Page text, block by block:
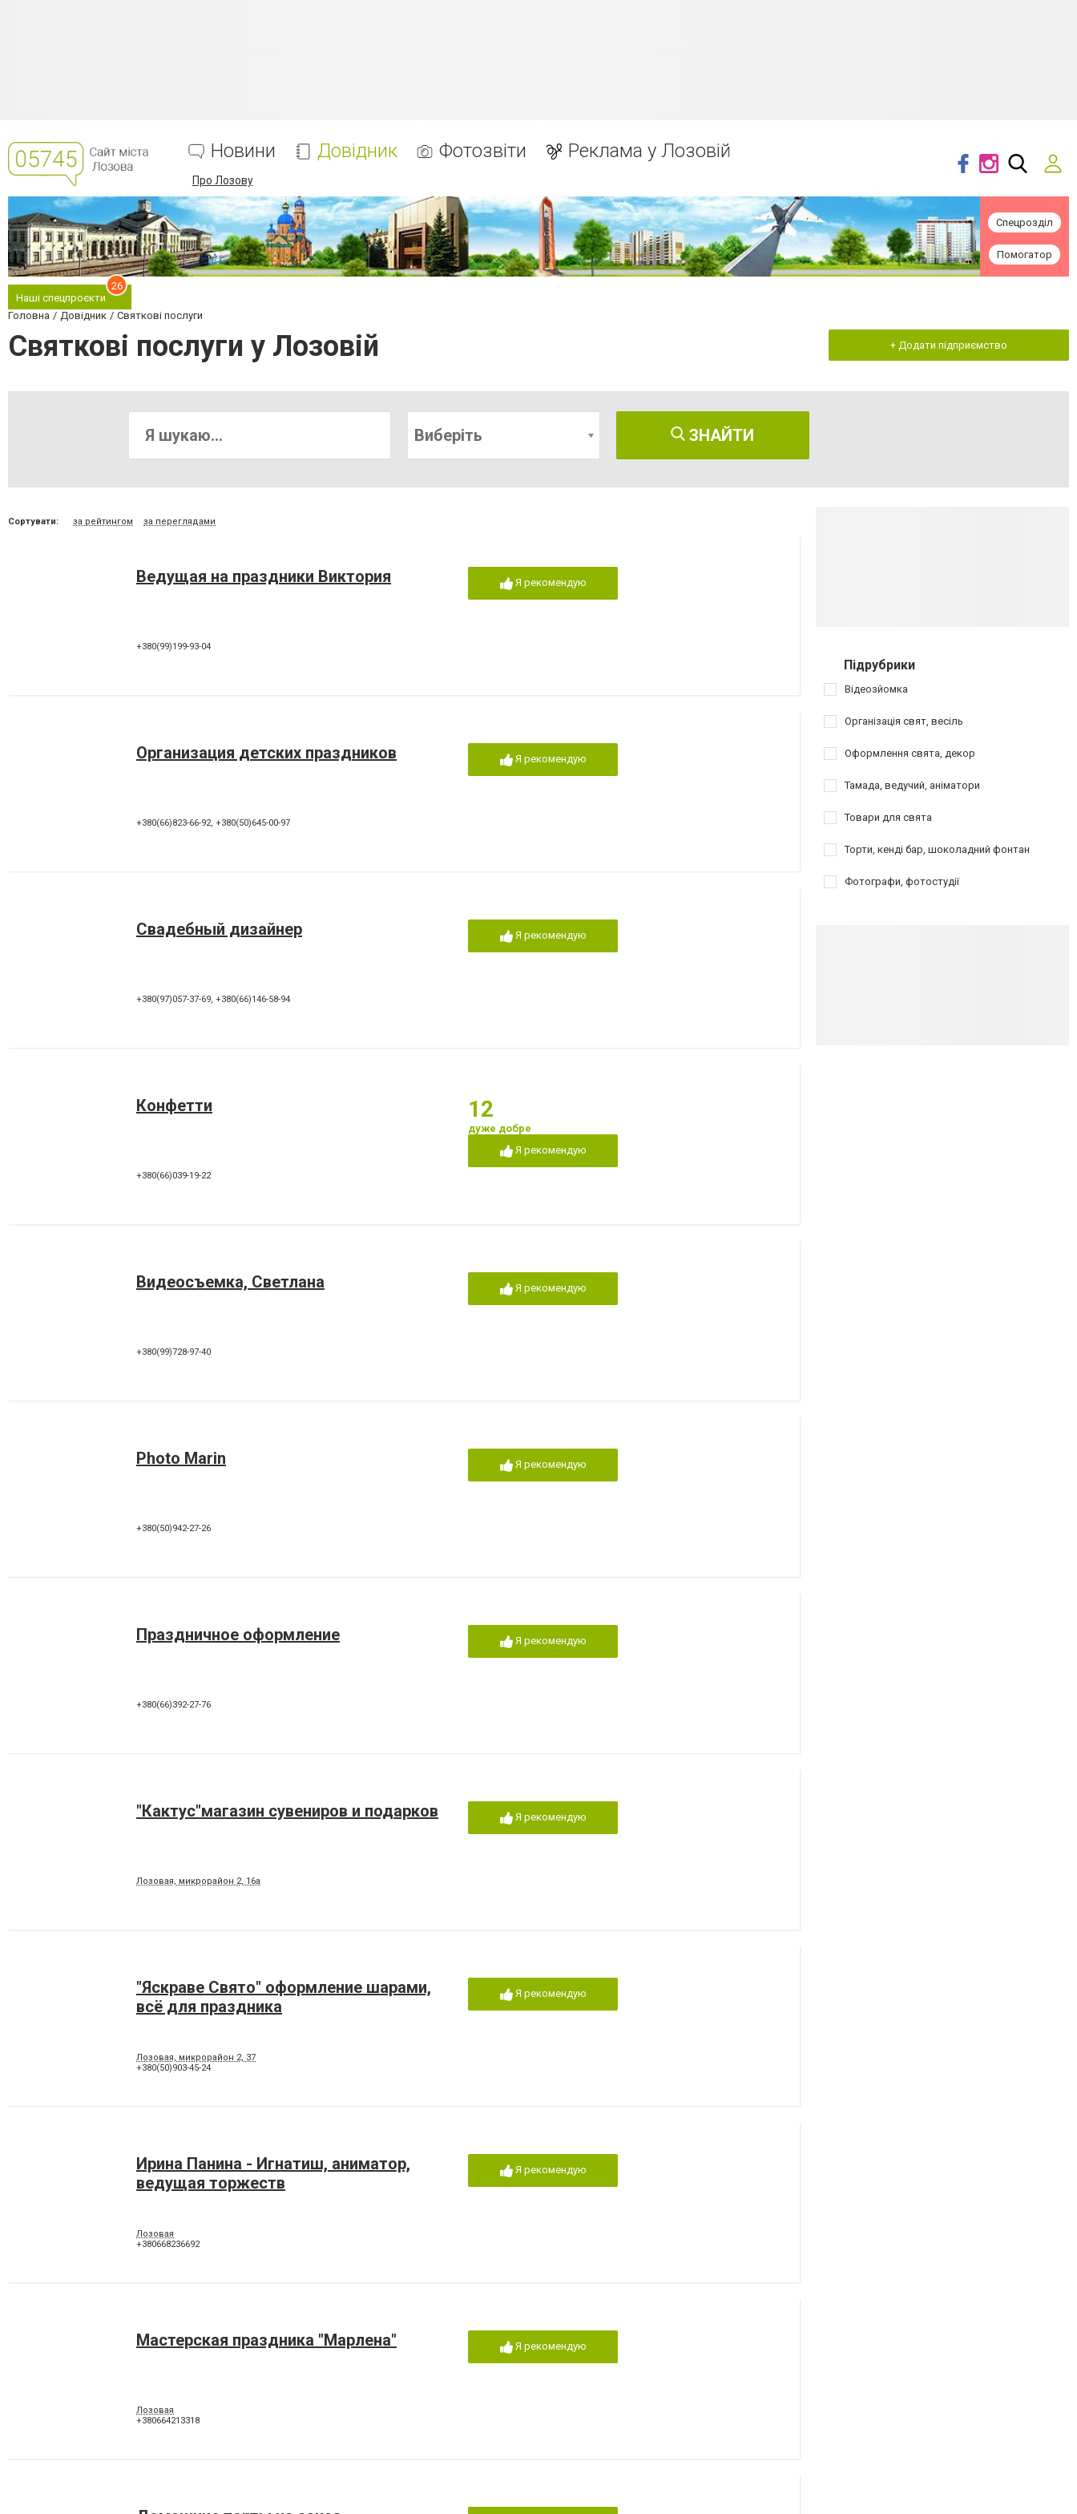
Новини Довідник Фотозвіти Реклама у Лозовій
Про Лозову
Спецрозділ
Помогатор
Наші спецпроєкти
26
Головна Довідник Святкові послуги
Святкові послуги у Лозовій + Додати підприємство
Виберіть ЗНАЙТИ
Сортувати: за рейтингом за переглядами
Ведущая на праздники Виктория
+380(99)199-93-04
Я рекомендую
Организация детских праздников
+380(66)823-66-92, +380(50)645-00-97
Я рекомендую
Свадебный дизайнер
+380(97)057-37-69, +380(66)146-58-94
Я рекомендую
Конфетти
+380(66)039-19-22
12
дуже добре
Я рекомендую
Видеосъемка, Светлана
+380(99)728-97-40
Я рекомендую
Photo Marin
+380(50)942-27-26
Я рекомендую
Праздничное оформление
+380(66)392-27-76
Я рекомендую
"Кактус"магазин сувениров и подарков
Лозовая, микрорайон 2, 16а
Я рекомендую
"Яскраве Свято" оформление шарами,
всё для праздника
Лозовая, микрорайон 2, 37
+380(50)903-45-24
Я рекомендую
Ирина Панина - Игнатиш, аниматор,
ведущая торжеств
Лозовая
+380668236692
Я рекомендую
Мастерская праздника "Марлена"
Лозовая
+380664213318
Я рекомендую
Підрубрики
Відеозйомка
Організація свят, весіль
Оформлення свята, декор
Тамада, ведучий, аніматори
Товари для свята
Торти, кенді бар, шоколадний фонтан
Фотографи, фотостудії